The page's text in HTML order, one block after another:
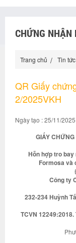
CHỨNG NHẬN
Trang chủ Tin tức
QR Giấy
2/2025VKH
Ngày tạo : 25/11/2025
GIẤY
Hỗn hợp tro bay
Formosa và
Công ty
232-234 Huỳnh
TCVN